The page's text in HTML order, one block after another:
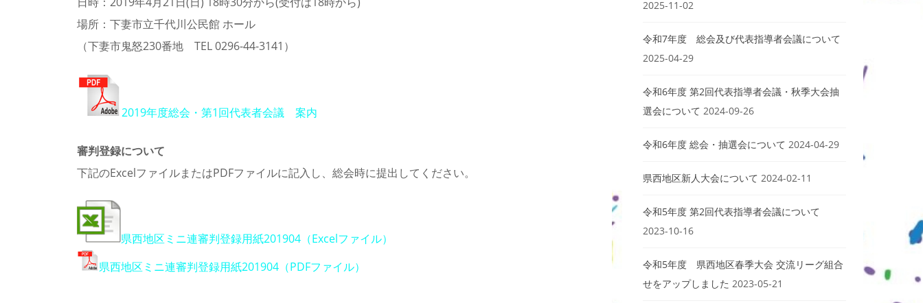
場所：下妻市立千代川公民館 ホール
（下妻市鬼怒230番地 TEL 0296-44-3141）
2019年度総会・第1回代表者会議 案内
審判登録について
下記のExcelファイルまたはPDFファイルに記入し、総会時に提出してください。
県西地区ミニ連審判登録用紙201904（Excelファイル）
県西地区ミニ連審判登録用紙201904（PDFファイル）
2025-11-02
令和7年度 総会及び代表指導者会議について
2025-04-29
令和6年度 第2回代表指導者会議・秋季大会抽
選会について 2024-09-26
令和6年度 総会・抽選会について 2024-04-29
県西地区新人大会について 2024-02-11
令和5年度 第2回代表指導者会議について
2023-10-16
令和5年度 県西地区春季大会 交流リーグ組合
せをアップしました 2023-05-21